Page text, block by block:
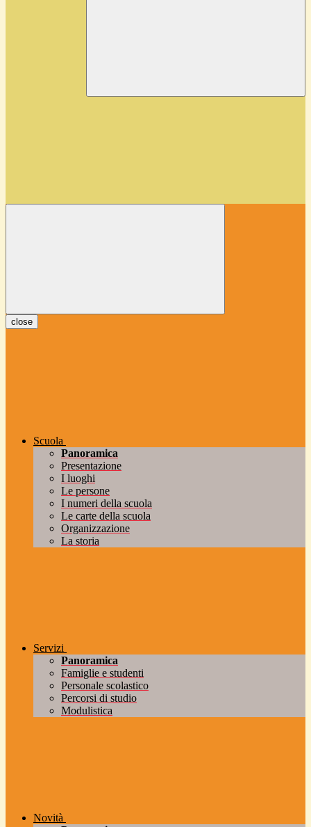
close
Scuola
Panoramica
Presentazione
I luoghi
Le persone
I numeri della scuola
Le carte della scuola
Organizzazione
La storia
Servizi
Panoramica
Famiglie e studenti
Personale scolastico
Percorsi di studio
Modulistica
Novità